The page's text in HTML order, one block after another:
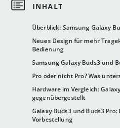
Überblick: Samsung Galaxy
Neues Design für mehr
Bedienung
Samsung Galaxy Buds3 und
Pro oder nicht Pro? Was
Hardware im Vergleich:
gegenübergestellt
Galaxy Buds3 und Buds3
Vorbestellung